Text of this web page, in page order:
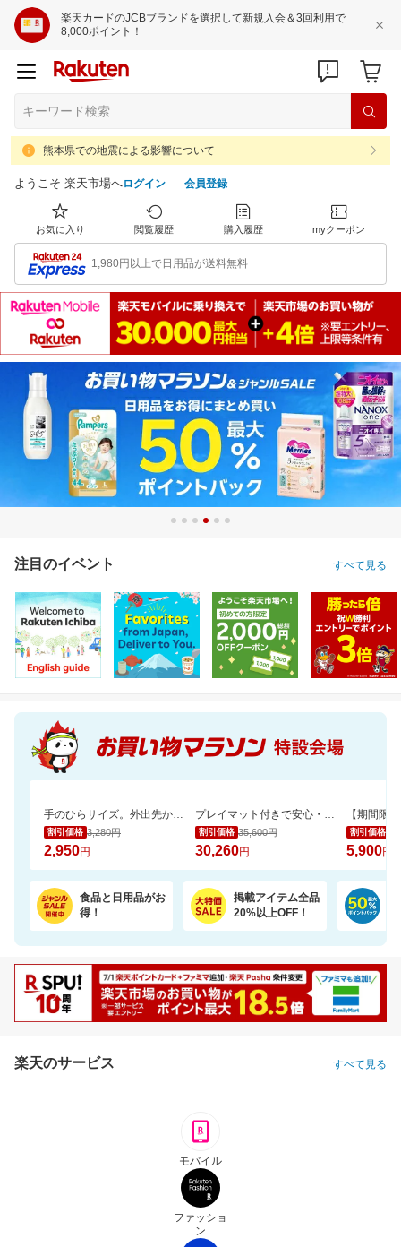
楽天カードのJCBブランドを選択して新規入会＆3回利用で
8,000ポイント！
熊本県での地震による影響について
ようこそ 楽天市場へログイン 会員登録
お気に入り 閲覧履歴 購入履歴 myクーポン
1,980円以上で日用品が送料無料
注目のイベント すべて見る
手のひらサイズ。外出先からスマホで家族やペットを見守れるカメラ WTW-W3
割引価格 3,280円
2,950円
プレイマット付きで安心・快適な遊び空間
割引価格 35,600円
30,260円
割引価格
5,900円
食品と日用品がお
得！
掲載アイテム全品
20%以上OFF！
楽天のサービス すべて見る
モバイル
ファッショ
ン